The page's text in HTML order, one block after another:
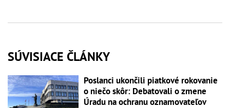
SÚVISIACE ČLÁNKY
Poslanci ukončili piatkové rokovanie
o niečo skôr: Debatovali o zmene
Úradu na ochranu oznamovateľov